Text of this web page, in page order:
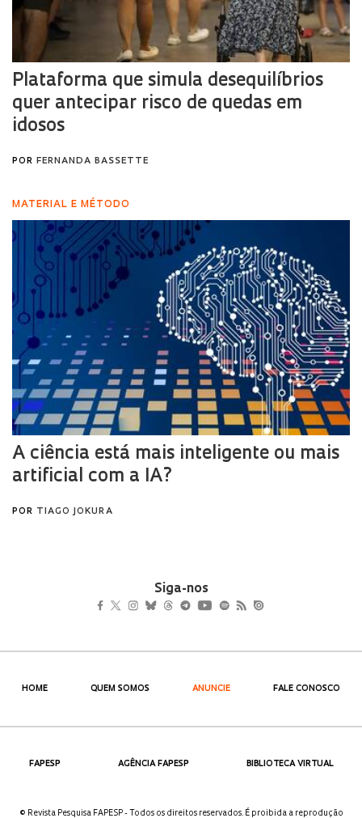
Siga-nos
HOME QUEM SOMOS ANUNCIE FALE CONOSCO
FAPESP AGÊNCIA FAPESP BIBLIOTECA VIRTUAL
© Revista Pesquisa FAPESP - Todos os direitos reservados. É proibida a reprodução